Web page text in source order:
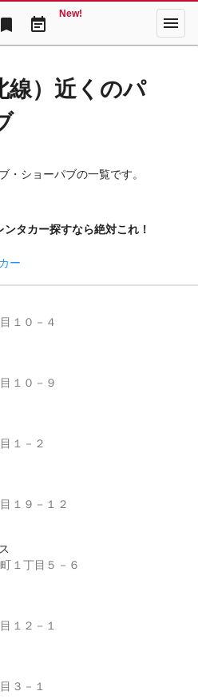
bookmark event_note
New! menu
線）近くのパ
・ショーパブの一覧です。
タカー探すなら絶対これ！
ー
１０－４
１０－９
１－２
１９－１２
１丁目５－６
１２－１
３－１